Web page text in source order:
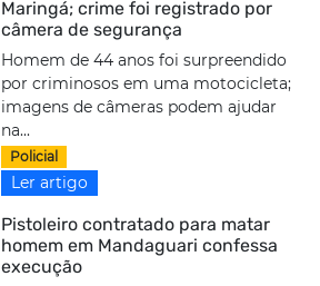
Maringá; crime foi registrado por
câmera de segurança
Homem de 44 anos foi surpreendido
por criminosos em uma motocicleta;
imagens de câmeras podem ajudar
na...
Policial
Ler artigo
Pistoleiro contratado para matar
homem em Mandaguari confessa
execução